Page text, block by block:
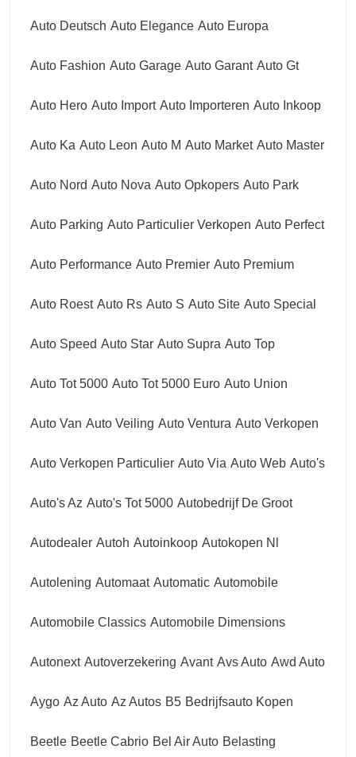
Auto Deutsch Auto Elegance Auto Europa
Auto Fashion Auto Garage Auto Garant Auto Gt
Auto Hero Auto Import Auto Importeren Auto Inkoop
Auto Ka Auto Leon Auto M Auto Market Auto Master
Auto Nord Auto Nova Auto Opkopers Auto Park
Auto Parking Auto Particulier Verkopen Auto Perfect
Auto Performance Auto Premier Auto Premium
Auto Roest Auto Rs Auto S Auto Site Auto Special
Auto Speed Auto Star Auto Supra Auto Top
Auto Tot 5000 Auto Tot 5000 Euro Auto Union
Auto Van Auto Veiling Auto Ventura Auto Verkopen
Auto Verkopen Particulier Auto Via Auto Web Auto's
Auto's Az Auto's Tot 5000 Autobedrijf De Groot
Autodealer Autoh Autoinkoop Autokopen Nl
Autolening Automaat Automatic Automobile
Automobile Classics Automobile Dimensions
Autonext Autoverzekering Avant Avs Auto Awd Auto
Aygo Az Auto Az Autos B5 Bedrijfsauto Kopen
Beetle Beetle Cabrio Bel Air Auto Belasting